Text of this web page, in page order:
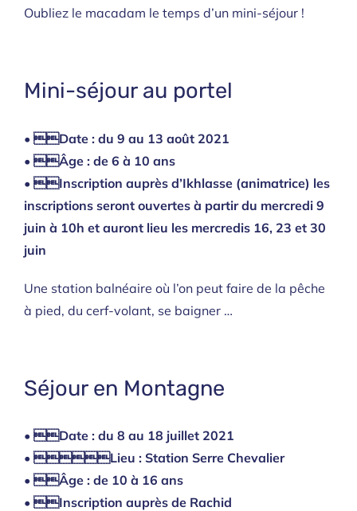
Oubliez le macadam le temps d’un mini-séjour !
Mini-séjour au portel
• Date : du 9 au 13 août 2021
• Âge : de 6 à 10 ans
• Inscription auprès d’Ikhlasse (animatrice) les
inscriptions seront ouvertes à partir du mercredi 9
juin à 10h et auront lieu les mercredis 16, 23 et 30
juin
Une station balnéaire où l’on peut faire de la pêche
à pied, du cerf-volant, se baigner …
Séjour en Montagne
• Date : du 8 au 18 juillet 2021
• Lieu : Station Serre Chevalier
• Âge : de 10 à 16 ans
• Inscription auprès de Rachid